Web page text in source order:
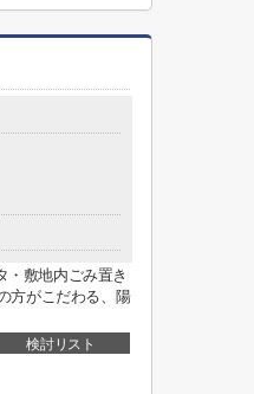
・敷地内ごみ置き
方がこだわる、陽
検討リスト